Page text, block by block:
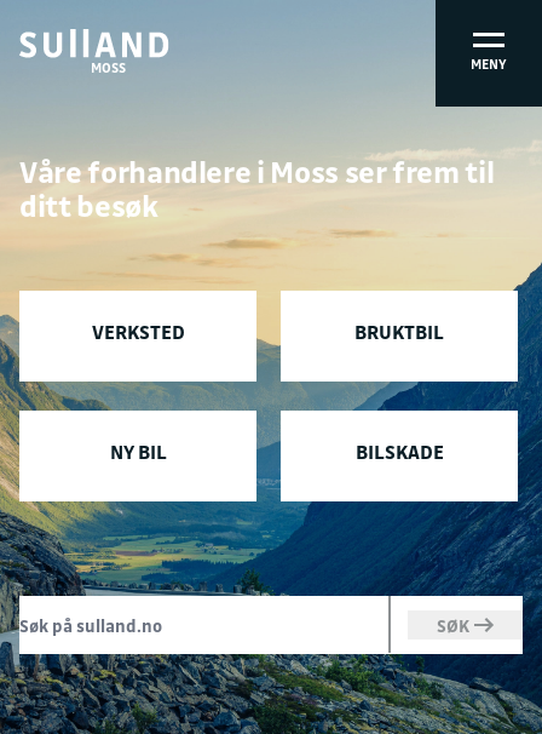
MOSS MENY
Våre forhandlere i Moss ser frem til
ditt besøk
VERKSTED BRUKTBIL
NY BIL BILSKADE
SØK